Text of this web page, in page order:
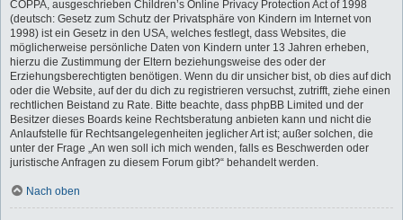
COPPA, ausgeschrieben Children’s Online Privacy Protection Act of 1998
(deutsch: Gesetz zum Schutz der Privatsphäre von Kindern im Internet von
1998) ist ein Gesetz in den USA, welches festlegt, dass Websites, die
möglicherweise persönliche Daten von Kindern unter 13 Jahren erheben,
hierzu die Zustimmung der Eltern beziehungsweise des oder der
Erziehungsberechtigten benötigen. Wenn du dir unsicher bist, ob dies auf dich
oder die Website, auf der du dich zu registrieren versuchst, zutrifft, ziehe einen
rechtlichen Beistand zu Rate. Bitte beachte, dass phpBB Limited und der
Besitzer dieses Boards keine Rechtsberatung anbieten kann und nicht die
Anlaufstelle für Rechtsangelegenheiten jeglicher Art ist; außer solchen, die
unter der Frage „An wen soll ich mich wenden, falls es Beschwerden oder
juristische Anfragen zu diesem Forum gibt?“ behandelt werden.
Nach oben